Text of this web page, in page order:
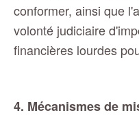
conformer, ainsi que
volonté judiciaire
financières lourdes
4. Mécanismes de